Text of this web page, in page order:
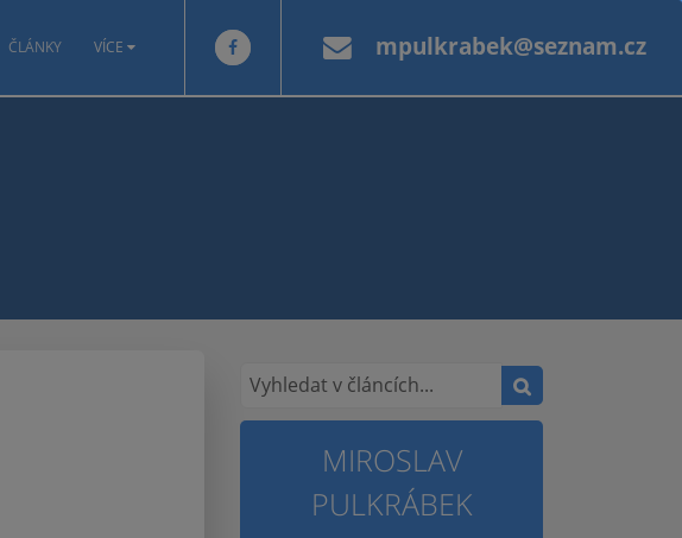
ČLÁNKY VÍCE mpulkrabek@seznam.cz
MIROSLAV
PULKRÁBEK